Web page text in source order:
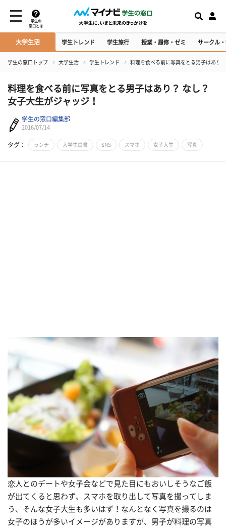
学生の
窓口とは
大学生活 学生トレンド 学生旅行 授業・履修・ゼミ サークル
学生の窓口トップ 大学生活 学生トレンド 料理を食べる前に写真をとる男子はあり
​料理を食べる前に写真をとる男子はあり？ なし？
女子大生がジャッジ！
学生の窓口編集部
2016/07/14
タグ： ランチ 大学生白書 SNS スマホ 女子大生 写真
恋人とのデートや女子会などで見た目にもおいしそうなご飯
が出てくると思わず、スマホを取り出して写真を撮ってしま
う、そんな女子大生も多いはず！なんとなく写真を撮るのは
女子のほうが多いイメージがありますが、男子が料理の写真